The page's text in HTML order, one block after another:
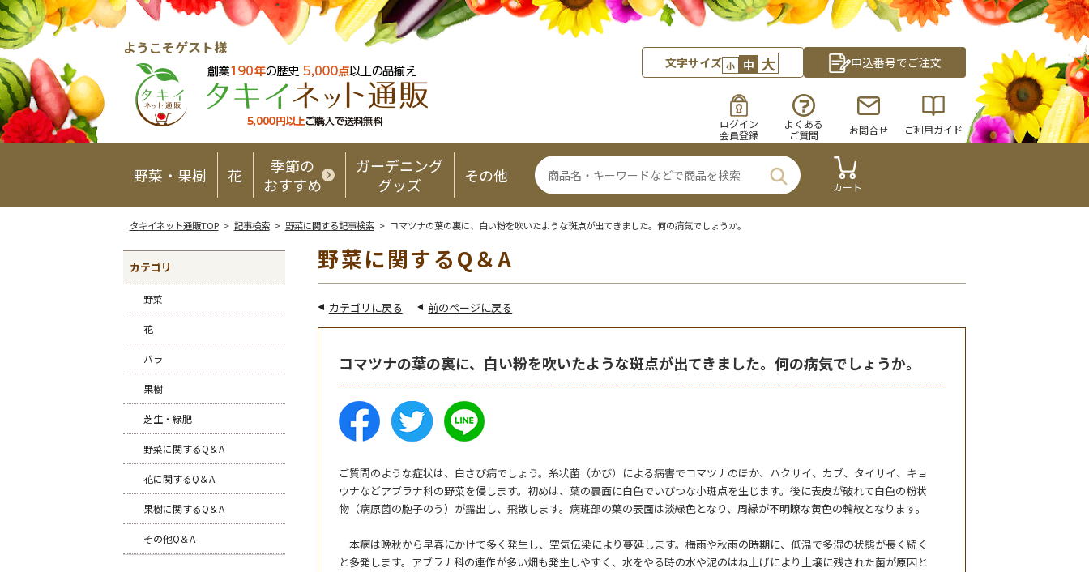
ようこそゲスト様
文字サイズ 小 中 大 申込番号でご注文
ログイン
会員登録
よくある
ご質問
お問合せ ご利用ガイド
野菜・果樹 花
季節の
おすすめ
ガーデニング
グッズ
その他
カート
タキイネット通販TOP> 記事検索> 野菜に関する記事検索> コマツナの葉の裏に、白い粉を吹いたような斑点が出てきました。何の病気でしょうか。
カテゴリ
野菜
花
バラ
果樹
芝生・緑肥
野菜に関するQ＆A
花に関するQ＆A
果樹に関するQ＆A
その他Q＆A
野菜に関するQ＆A
カテゴリに戻る 前のページに戻る
コマツナの葉の裏に、白い粉を吹いたような斑点が出てきました。何の病気でしょうか。
ご質問のような症状は、白さび病でしょう。糸状菌（かび）による病害でコマツナのほか、ハクサイ、カブ、タイサイ、キョ
ウナなどアブラナ科の野菜を侵します。初めは、葉の裏面に白色でいびつな小斑点を生じます。後に表皮が破れて白色の粉状
物（病原菌の胞子のう）が露出し、飛散します。病斑部の葉の表面は淡緑色となり、周縁が不明瞭な黄色の輪紋となります。
本病は晩秋から早春にかけて多く発生し、空気伝染により蔓延します。梅雨や秋雨の時期に、低温で多湿の状態が長く続く
と多発します。アブラナ科の連作が多い畑も発生しやすく、水をやる時の水や泥のはね上げにより土壌に残された菌が原因と